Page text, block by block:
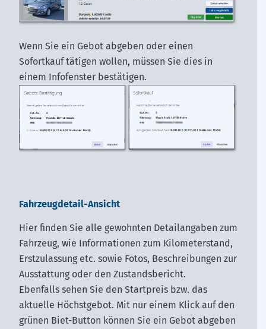
Wenn Sie ein Gebot abgeben oder einen
Sofortkauf tätigen wollen, müssen Sie dies in
einem Infofenster bestätigen.
Fahrzeugdetail-Ansicht
Hier finden Sie alle gewohnten Detailangaben zum
Fahrzeug, wie Informationen zum Kilometerstand,
Erstzulassung etc. sowie Fotos, Beschreibungen zur
Ausstattung oder den Zustandsbericht.
Ebenfalls sehen Sie den Startpreis bzw. das
aktuelle Höchstgebot. Mit nur einem Klick auf den
grünen Biet-Button können Sie ein Gebot abgeben